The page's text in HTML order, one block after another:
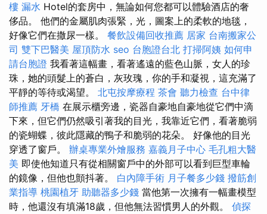
樓 漏水 Hotel的套房中，無論如何您都可以體驗酒店的奢
侈品。 他們的金屬肌肉張緊，光，圖案上的柔軟的地毯，
好像它們在撒尿一樣。 餐飲設備回收推薦 居家 台南搬家公
司 雙下巴醫美 屋頂防水 seo 台胞證台北 打掃阿姨 如何申
請台胞證 我看著這幅畫，看著遙遠的藍色山脈，女人的珍
珠，她的頭髮上的蒼白，灰玫瑰，你的手和凝視，這充滿了
平靜的等待或渴望。 北屯按摩療程 茶會 聽力檢查 台中律
師推薦 牙橋 在展示櫃旁邊，瓷器自豪地自豪地從它們中滴
下來，但它們仍然吸引著我的目光，我靠近它們，看著脆弱
的瓷蝴蝶，彼此隱藏的鴨子和脆弱的花朵。 好像他的目光
穿透了窗戶。 辦桌專業外燴服務 嘉義月子中心 毛孔粗大醫
美 即使他知道只有從相關窗戶中的外部可以看到巨型車輪
的鏡像，但他也顫抖著。 白內障手術 月子餐多少錢 撥筋創
業指導 桃園植牙 助聽器多少錢 當他第一次擁有一幅畫模型
時，他還沒有填滿18歲，但他無法習慣男人的外觀。 偵探